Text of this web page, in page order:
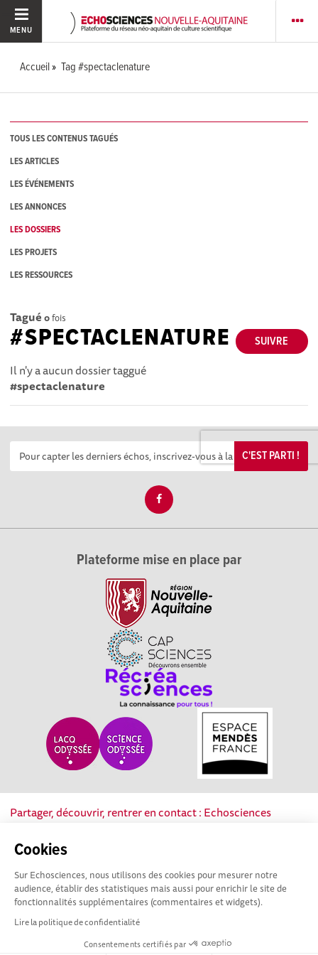
Cookies
Sur Echosciences, nous utilisons des cookies pour mesurer notre
audience, établir des statistiques mais aussi pour enrichir le site de
fonctionnalités supplémentaires (commentaires et widgets).
Lire la politique de confidentialité
Consentements certifiés par
MENU
Accueil Tag #spectaclenature
TOUS LES CONTENUS TAGUÉS
LES ARTICLES
LES ÉVÉNEMENTS
LES ANNONCES
LES DOSSIERS
LES PROJETS
LES RESSOURCES
Tagué 0fois
SUIVRE
#SPECTACLENATURE
Il n'y a aucun dossier taggué
#spectaclenature
C'EST PARTI !
Plateforme mise en place par
Partager, découvrir, rentrer en contact : Echosciences
culture scientifique, technique et industrielle de la région.
Mentions légales|Politique de confidentialité|CGU
|Ligne éditoriale